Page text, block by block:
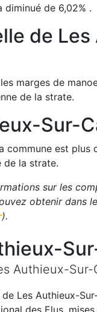
diminué de 6,02% .
de
marges de
de la strate.
Sur-
commune est
de la strate.
sur les
obtenir dans
.
Authieux-Sur-
de Les Authieux-
des Elus,